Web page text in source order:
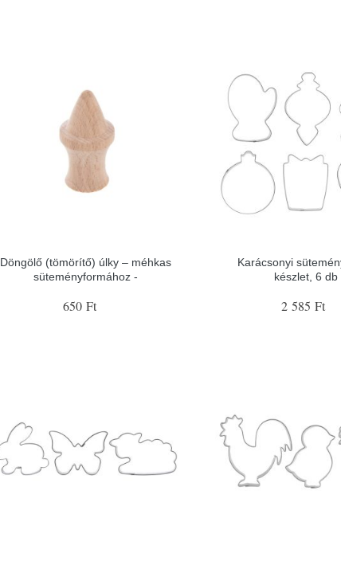
Döngölő (tömörítő) úlky – méhkas
süteményformához -
650 Ft
Karácsonyi
készlet, 6 db
2 585 Ft